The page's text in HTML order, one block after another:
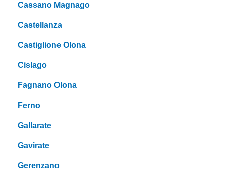
Cassano Magnago
Castellanza
Castiglione Olona
Cislago
Fagnano Olona
Ferno
Gallarate
Gavirate
Gerenzano